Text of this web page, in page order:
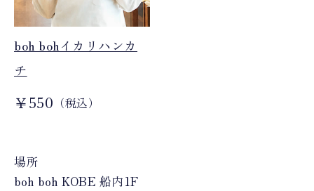
boh bohイカリハンカ
チ
￥550 （税込）
場所
boh boh KOBE 船内1F